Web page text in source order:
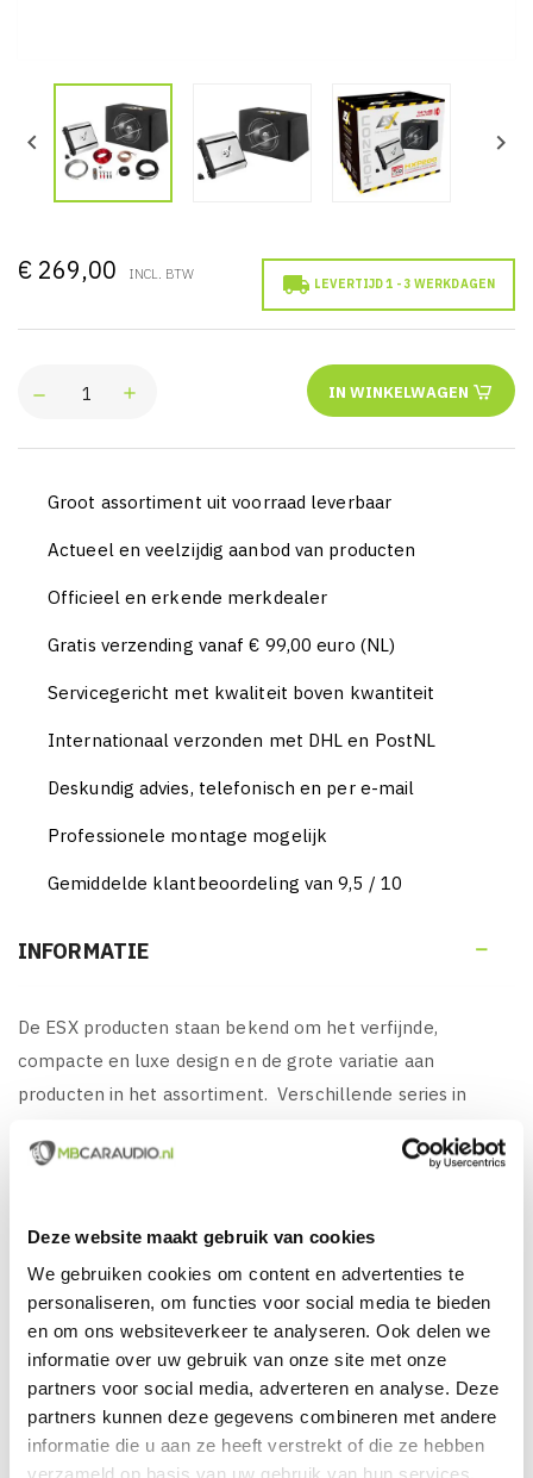
Deze website maakt gebruik van cookies
We gebruiken cookies om content en advertenties te
personaliseren, om functies voor social media te bieden
en om ons websiteverkeer te analyseren. Ook delen we
informatie over uw gebruik van onze site met onze
partners voor social media, adverteren en analyse. Deze
partners kunnen deze gegevens combineren met andere
informatie die u aan ze heeft verstrekt of die ze hebben
 
€ 269,00 INCL. BTW  LEVERTIJD 1 - 3 WERKDAGEN
IN WINKELWAGEN
Groot assortiment uit voorraad leverbaar
Actueel en veelzijdig aanbod van producten
Officieel en erkende merkdealer
Gratis verzending vanaf € 99,00 euro (NL)
Servicegericht met kwaliteit boven kwantiteit
Internationaal verzonden met DHL en PostNL
Deskundig advies, telefonisch en per e-mail
Professionele montage mogelijk
Gemiddelde klantbeoordeling van 9,5 / 10
INFORMATIE 
De ESX producten staan bekend om het verfijnde,
compacte en luxe design en de grote variatie aan
producten in het assortiment. Verschillende series in
elkaar zijn afgestemd. Uiterst betrouwbaar en verkrijgbaar
KENMERKEN VAN ESX HXP200:
ESX HXP400, 12" Inch Subwooferpakket uit de
De producten uit de Horizon-serie staan bekend om
goede kwaliteit en prestaties tegen een betaalbare